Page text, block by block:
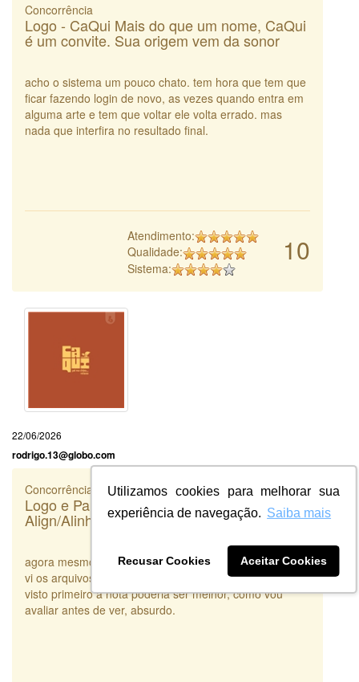
Utilizamos cookies para melhorar sua
experiência de navegação. Saiba mais
Recusar Cookies Aceitar Cookies
Concorrência
Logo - CaQui Mais do que um nome, CaQui
é um convite. Sua origem vem da sonor
acho o sistema um pouco chato. tem hora que tem que
ficar fazendo login de novo, as vezes quando entra em
alguma arte e tem que voltar ele volta errado. mas
nada que interfira no resultado final.
10
Atendimento:
Qualidade:
Sistema:
22/06/2026
rodrigo.13@globo.com
Concorrência
Logo e Papelaria (6 itens) - Prime
Align/Alinhadores invisíveis
agora mesmo estou sendo obrigada a avaliar mas nem
vi os arquivos que me enviaram. talvez se eu tivesse
visto primeiro a nota poderia ser melhor, como vou
avaliar antes de ver, absurdo.